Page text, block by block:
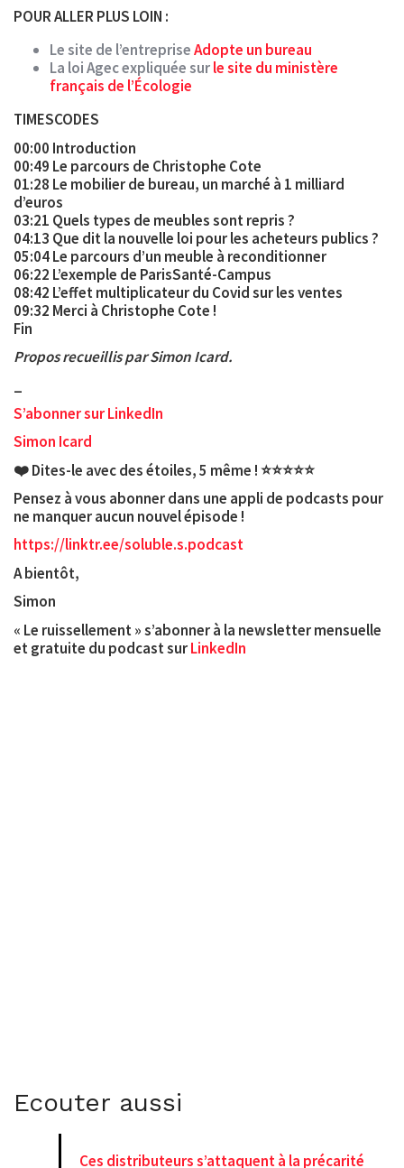
POUR ALLER PLUS LOIN :
Le site de l’entrepriseAdopte un bureau
La loi Agec expliquée surle site du ministère
français de l’Écologie
TIMESCODES
00:00 Introduction
00:49 Le parcours de Christophe Cote
01:28 Le mobilier de bureau, un marché à 1 milliard
d’euros
03:21 Quels types de meubles sont repris ?
04:13 Que dit la nouvelle loi pour les acheteurs publics ?
05:04 Le parcours d’un meuble à reconditionner
06:22 L’exemple de ParisSanté-Campus
08:42 L’effet multiplicateur du Covid sur les ventes
09:32 Merci à Christophe Cote !
Fin
Propos recueillis par Simon Icard.
S’abonner sur LinkedIn
Simon Icard
❤️ Dites-le avec des étoiles, 5 même ! ⭐️⭐️⭐️⭐️⭐️
Pensez à vous abonner dans une appli de podcasts pour
ne manquer aucun nouvel épisode !
https://linktr.ee/soluble.s.podcast
A bientôt,
Simon
« Le ruissellement » s’abonner à la newsletter mensuelle
et gratuite du podcast surLinkedIn
Ecouter aussi
Ces distributeurs s’attaquent à la précarité